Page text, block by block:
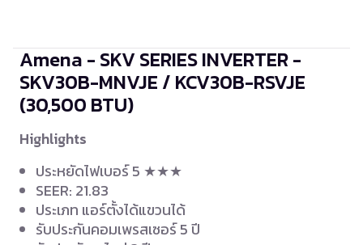
Amena - SKV SERIES INVERTER -
SKV30B-MNVJE / KCV30B-RSVJE
(30,500 BTU)
Highlights
ประหยัดไฟเบอร์ 5 ★★★
SEER: 21.83
ประเภท แอร์ตั้งได้แขวนได้
รับประกันคอมเพรสเซอร์ 5 ปี